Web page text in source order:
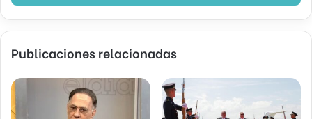
Publicaciones relacionadas